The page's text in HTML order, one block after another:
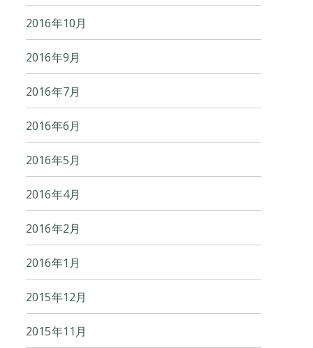
2016年10月
2016年9月
2016年7月
2016年6月
2016年5月
2016年4月
2016年2月
2016年1月
2015年12月
2015年11月